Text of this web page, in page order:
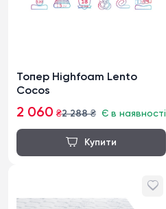
Топер Highfoam Lento
Cocos
2 060 ₴2 288₴ Є в наявності